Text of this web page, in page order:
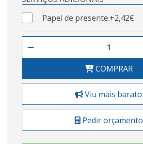
Papel de presente.+2,42€
COMPRAR
Viu mais barato
Pedir orçamento